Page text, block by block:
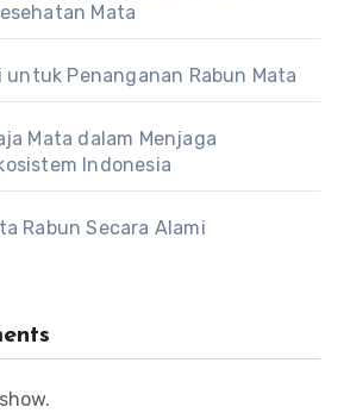
Mata
untuk Penanganan Rabun Mata
Mata dalam Menjaga
Indonesia
Rabun Secara Alami